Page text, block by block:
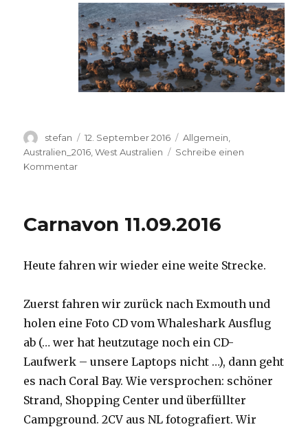
Autor
stefan
Veröffentlicht
am
12. September 2016 Kategorien
Allgemein
Australien_2016 ,West Australien
Schreibe einen
Kommentarzu
Carnavon 11.09.2016
Heute fahren wir wieder eine weite Strecke.
Zuerst fahren wir zurück nach Exmouth und
holen eine Foto CD vom Whaleshark Ausflug
ab (… wer hat heutzutage noch ein CD-
Laufwerk – unsere Laptops nicht …), dann geht
es nach Coral Bay. Wie versprochen: schöner
Strand, Shopping Center und überfüllter
Campground.2CV aus NL fotografiert. Wir